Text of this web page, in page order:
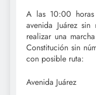
A las 10:00 horas
avenida Juárez
realizar una
Constitución sin
con posible ruta:
Avenida Juárez